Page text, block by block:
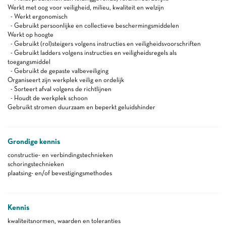
Werkt met oog voor veiligheid, milieu, kwaliteit en welzijn
- Werkt ergonomisch
- Gebruikt persoonlijke en collectieve beschermingsmiddelen
Werkt op hoogte
- Gebruikt (rol)steigers volgens instructies en veiligheidsvoorschriften
- Gebruikt ladders volgens instructies en veiligheidsregels als
toegangsmiddel
- Gebruikt de gepaste valbeveiliging
Organiseert zijn werkplek veilig en ordelijk
- Sorteert afval volgens de richtlijnen
- Houdt de werkplek schoon
Gebruikt stromen duurzaam en beperkt geluidshinder
Grondige kennis
constructie- en verbindingstechnieken
schoringstechnieken
plaatsing- en/of bevestigingsmethodes
Kennis
kwaliteitsnormen, waarden en toleranties